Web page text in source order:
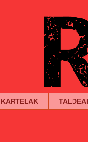
KARTELAK